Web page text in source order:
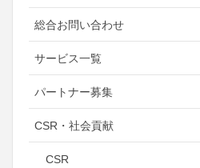
総合お問い合わせ
サービス一覧
パートナー募集
CSR・社会貢献
CSR